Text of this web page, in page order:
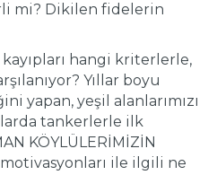
mi? Dikilen fidelerin
hangi kriterlerle,
Yıllar boyu
yapan, yeşil alanlarımızı
tankerlerle ilk
KÖYLÜLERİMİZİN
ile ilgili ne